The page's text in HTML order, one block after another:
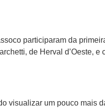
participaram da
de Herval d’Oeste, e
visualizar um pouco mais